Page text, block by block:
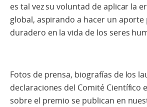
es tal vez su voluntad de aplicar la
global, aspirando a hacer un
duradero en la vida de los seres
Fotos de prensa, biografías de los
declaraciones del Comité Científico
sobre el premio se publican en